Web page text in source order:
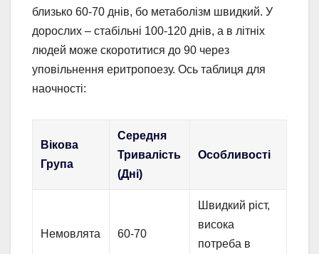
близько 60-70 днів, бо метаболізм швидкий. У
дорослих – стабільні 100-120 днів, а в літніх
людей може скоротитися до 90 через
уповільнення еритропоезу. Ось таблиця для
наочності:
Вікова
Група
Середня
Тривалість
(Дні)
Особливості
Немовлята 60-70
Швидкий ріст,
висока
потреба в